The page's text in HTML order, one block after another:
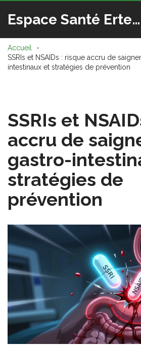
Espace Santé Ertedis
Accueil
SSRIs et NSAIDs : risque accru de
intestinaux et stratégies de prévention
SSRIs et
accru de
gastro-
stratégies de
prévention